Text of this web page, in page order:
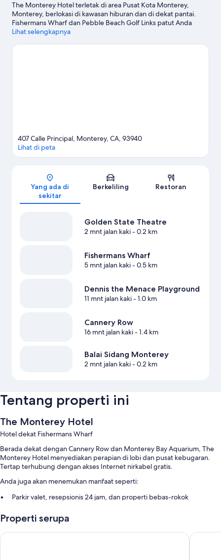
The Monterey Hotel terletak di area Pusat Kota Monterey,
Monterey, berlokasi di kawasan hiburan dan di dekat pantai.
Fishermans Wharf dan Pebble Beach Golf Links patut Anda
singgahi jika agenda Anda melibatkan kegiatan seru, atau
menjelajahi kecantikan alam kawasan ini. Periksa kegiatan atau
Lihat selengkapnya
Peta
407 Calle Principal, Monterey, CA, 93940
Lihat di peta
Yang ada di
sekitar
Berkeliling Restoran
Golden State Theatre
2 mnt jalan kaki- 0.2 km
Fishermans Wharf
5 mnt jalan kaki- 0.5 km
Dennis the Menace Playground
11 mnt jalan kaki- 1.0 km
Cannery Row
16 mnt jalan kaki- 1.4 km
Balai Sidang Monterey
2 mnt jalan kaki- 0.2 km
Tentang properti ini
The Monterey Hotel
Hotel dekat Fishermans Wharf
Berada dekat dengan Cannery Row dan Monterey Bay Aquarium, The
Monterey Hotel menyediakan perapian di lobi dan pusat kebugaran.
Tertap terhubung dengan akses Internet nirkabel gratis.
Anda juga akan menemukan manfaat seperti:
Parkir valet, resepsionis 24 jam, dan properti bebas-rokok
Layanan concierge, lift, dan ruang rapat
Ulasan tamu memberikan skor yang baik untuk the lokasi di pusat
Properti serupa
Aura Inn Monterey Hotel